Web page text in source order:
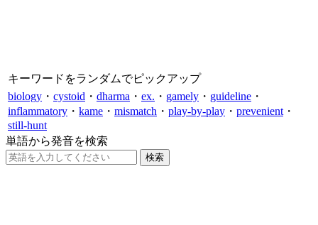
キーワードをランダムでピックアップ
biology ・ cystoid ・ dharma ・ ex. ・ gamely ・ guideline ・
inflammatory ・ kame ・ mismatch ・ play-by-play ・ prevenient ・
still-hunt
単語から発音を検索